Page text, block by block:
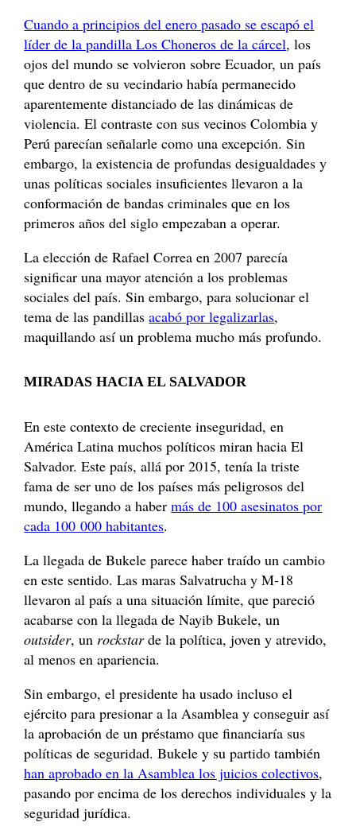
Cuando a principios del enero pasado se escapó el
líder de la pandilla Los Choneros de la cárcel, los
ojos del mundo se volvieron sobre Ecuador, un país
que dentro de su vecindario había permanecido
aparentemente distanciado de las dinámicas de
violencia. El contraste con sus vecinos Colombia y
Perú parecían señalarle como una excepción. Sin
embargo, la existencia de profundas desigualdades y
unas políticas sociales insuficientes llevaron a la
conformación de bandas criminales que en los
primeros años del siglo empezaban a operar.
La elección de Rafael Correa en 2007 parecía
significar una mayor atención a los problemas
sociales del país. Sin embargo, para solucionar el
tema de las pandillasacabó por legalizarlas,
maquillando así un problema mucho más profundo.
MIRADAS HACIA EL SALVADOR
En este contexto de creciente inseguridad, en
América Latina muchos políticos miran hacia El
Salvador. Este país, allá por 2015, tenía la triste
fama de ser uno de los países más peligrosos del
mundo, llegando a habermás de 100 asesinatos por
cada 100 000 habitantes.
La llegada de Bukele parece haber traído un cambio
en este sentido. Las maras Salvatrucha y M-18
llevaron al país a una situación límite, que pareció
acabarse con la llegada de Nayib Bukele, un
outsider, un rockstarde la política, joven y atrevido,
al menos en apariencia.
Sin embargo, el presidente ha usado incluso el
ejército para presionar a la Asamblea y conseguir así
la aprobación de un préstamo que financiaría sus
políticas de seguridad. Bukele y su partido también
han aprobado en la Asamblea los juicios colectivos,
pasando por encima de los derechos individuales y la
seguridad jurídica.